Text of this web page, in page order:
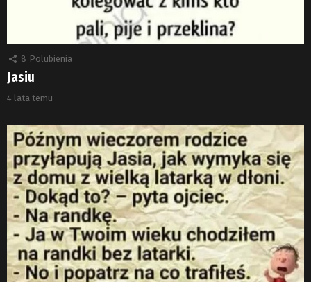
8 Polubienia
Jasiu
4 lata temu